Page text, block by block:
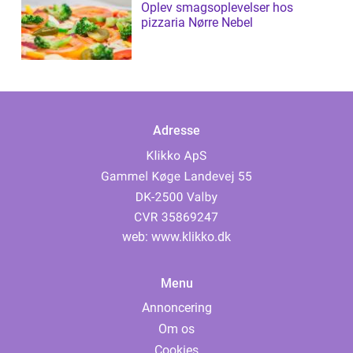
Oplev smagsoplevelser hos
pizzaria Nørre Nebel
Adresse
web: www.klikko.dk
Menu
Annoncering
Om os